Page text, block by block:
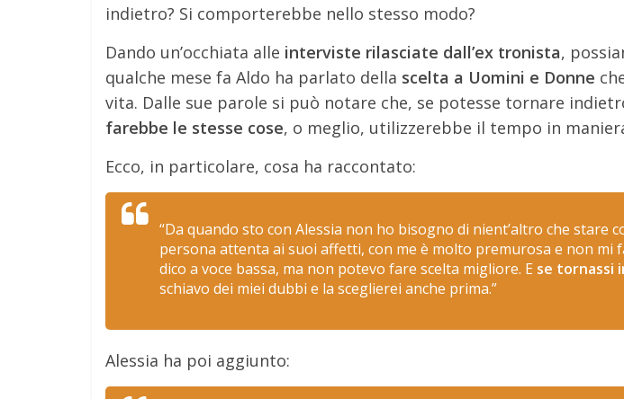
indietro? Si comporterebbe nello stesso modo?
Dando un’occhiata alle interviste rilasciate dall’ex tronista,
qualche mese fa Aldo ha parlato della scelta a Uomini e Donne
vita. Dalle sue parole si può notare che, se potesse tornare
farebbe le stesse cose, o meglio, utilizzerebbe il tempo in
Ecco, in particolare, cosa ha raccontato:
“Da quando sto con Alessia non ho bisogno di nient’altro che stare
persona attenta ai suoi affetti, con me è molto premurosa e non mi
dico a voce bassa, ma non potevo fare scelta migliore. E se tornassi
schiavo dei miei dubbi e la sceglierei anche prima.”
Alessia ha poi aggiunto: